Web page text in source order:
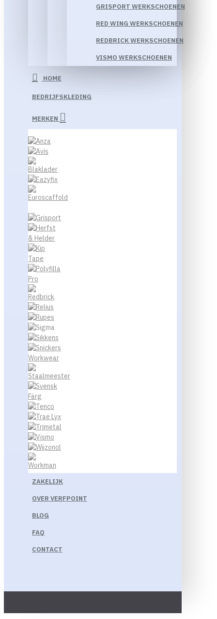
GRISPORT WERKSCHOENEN
RED WING WERKSCHOENEN
REDBRICK WERKSCHOENEN
VISMO WERKSCHOENEN
HOME
BEDRIJFSKLEDING
MERKEN
ZAKELIJK
OVER VERFPOINT
BLOG
FAQ
CONTACT